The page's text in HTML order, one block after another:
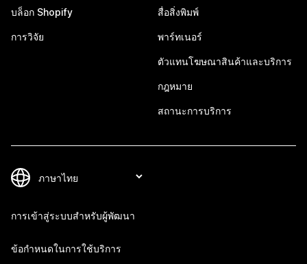
บล็อก Shopify
การวิจัย
สื่อสิ่งพิมพ์
พาร์ทเนอร์
ตัวแทนโฆษณาสินค้าและบริการ
กฎหมาย
สถานะการบริการ
การเข้าสู่ระบบสำหรับผู้พัฒนา
ข้อกำหนดในการใช้บริการ